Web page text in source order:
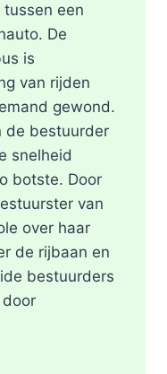
een
De
is
van rijden
gewond.
de bestuurder
snelheid
botste. Door
van
over haar
de rijbaan en
bestuurders